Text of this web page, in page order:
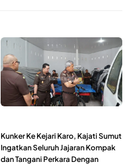
Kunker Ke Kejari Karo, Kajati Sumut
Ingatkan Seluruh Jajaran Kompak
dan Tangani Perkara Dengan